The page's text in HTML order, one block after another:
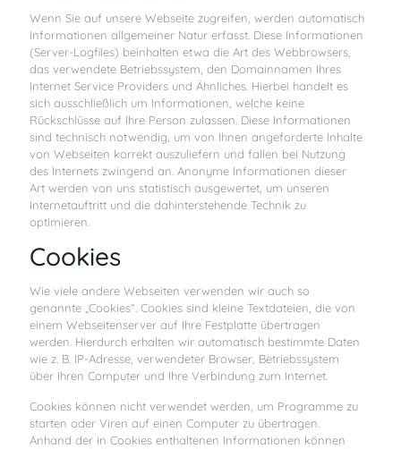
Wenn Sie auf unsere Webseite zugreifen, werden automatisch
Informationen allgemeiner Natur erfasst. Diese Informationen
(Server-Logfiles) beinhalten etwa die Art des Webbrowsers,
das verwendete Betriebssystem, den Domainnamen Ihres
Internet Service Providers und Ähnliches. Hierbei handelt es
sich ausschließlich um Informationen, welche keine
Rückschlüsse auf Ihre Person zulassen. Diese Informationen
sind technisch notwendig, um von Ihnen angeforderte Inhalte
von Webseiten korrekt auszuliefern und fallen bei Nutzung
des Internets zwingend an. Anonyme Informationen dieser
Art werden von uns statistisch ausgewertet, um unseren
Internetauftritt und die dahinterstehende Technik zu
optimieren.
Cookies
Wie viele andere Webseiten verwenden wir auch so
genannte „Cookies“. Cookies sind kleine Textdateien, die von
einem Webseitenserver auf Ihre Festplatte übertragen
werden. Hierdurch erhalten wir automatisch bestimmte Daten
wie z. B. IP-Adresse, verwendeter Browser, Betriebssystem
über Ihren Computer und Ihre Verbindung zum Internet.
Cookies können nicht verwendet werden, um Programme zu
starten oder Viren auf einen Computer zu übertragen.
Anhand der in Cookies enthaltenen Informationen können